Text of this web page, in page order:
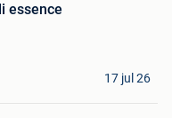
essence
17 jul 26